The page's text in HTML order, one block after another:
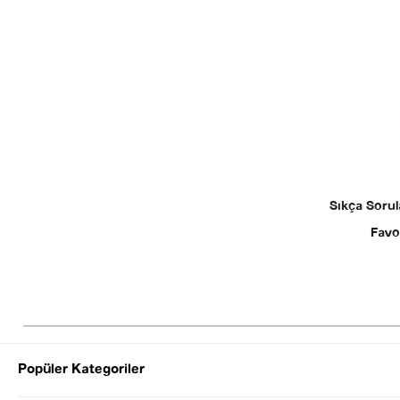
Sıkça
© 2025
Popüler Kategoriler